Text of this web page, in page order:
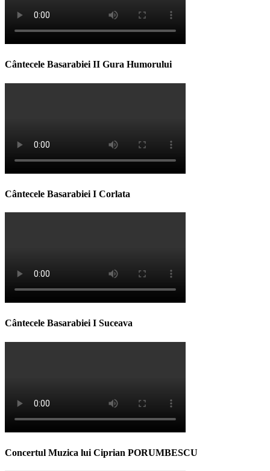
Cântecele Basarabiei II Gura Humorului
Cântecele Basarabiei I Corlata
Cântecele Basarabiei I Suceava
Concertul Muzica lui Ciprian PORUMBESCU